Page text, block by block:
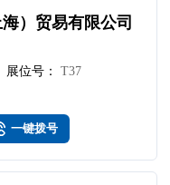
）贸易有限公司
展位号：
T37
一键拨号